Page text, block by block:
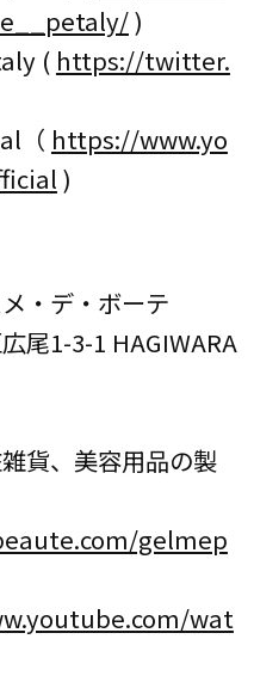
)
( https://twitter.
（ https://www.yo
)
・デ・ボーテ
1-3-1 HAGIWARA
貨、美容用品の製
gelmep
wat